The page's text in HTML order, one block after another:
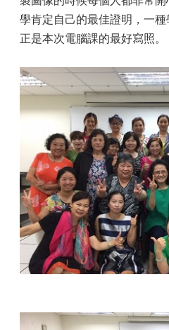
學肯定自己的最佳證明，一
正是本次電腦課的最好寫照。